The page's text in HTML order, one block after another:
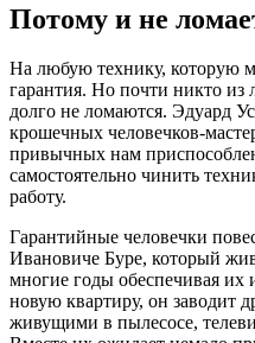
Потому и не
На любую технику, которую
гарантия. Но почти никто из
долго не ломаются. Эдуард
крошечных человечков-
привычных нам
самостоятельно чинить
работу.
Гарантийные человечки
Ивановиче Буре, который
многие годы обеспечивая их
новую квартиру, он заводит
живущими в пылесосе,